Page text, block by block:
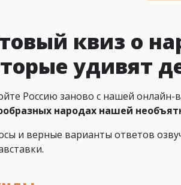
квиз о
удивят
Россию заново с нашей онлайн-
народах нашей
и верные варианты ответов